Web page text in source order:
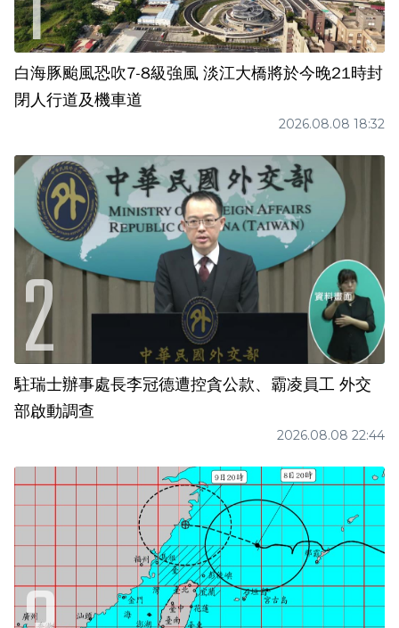
白海豚颱風恐吹7-8級強風 淡江大橋將於今晚21時封
閉人行道及機車道
2026.08.08 18:32
駐瑞士辦事處長李冠德遭控貪公款、霸凌員工 外交
部啟動調查
2026.08.08 22:44